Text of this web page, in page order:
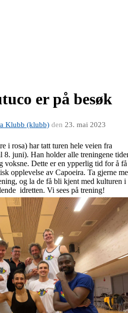
er på besøk
Klubb (klubb) den 23. mai 2023
i rosa) har tatt turen hele veien fra
8. juni). Han holder alle treningene
voksne. Dette er en ypperlig tid for å få
opplevelse av Capoeira. Ta gjerne
og la de få bli kjent med kulturen i
idretten. Vi sees på trening!